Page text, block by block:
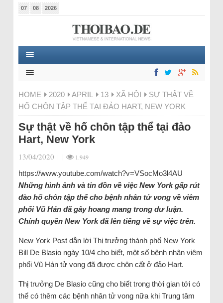
07 08 2026
HOME 2020 APRIL 13 XÃ HỘI
SỰ THẬT VỀ
HỐ CHÔN TẬP THỂ TẠI ĐẢO HART, NEW YORK
Sự thật về hố chôn tập thể tại đảo
Hart, New York
13/04/2020 | | 1.949
https://www.youtube.com/watch?v=VSocMo3l4AU
Những hình ảnh và tin đồn về việc New York gấp rút
đào hố chôn tập thể cho bệnh nhân tử vong về viêm
phổi Vũ Hán đã gây hoang mang trong dư luận.
Chính quyền New York đã lên tiếng về sự việc trên.
New York Post dẫn lời Thị trưởng thành phố New York
Bill De Blasio ngày 10/4 cho biết, một số bệnh nhân viêm
phổi Vũ Hán tử vong đã được chôn cất ở đảo Hart.
Thị trưởng De Blasio cũng cho biết trong thời gian tới có
thể có thêm các bệnh nhân tử vong nữa khi Trung tâm